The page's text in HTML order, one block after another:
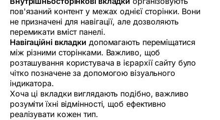
пов'язаний контент у межах однієї сторінки. Вони
не призначені для навігації, але дозволяють
перемикати вміст панелі.
Навігаційні вкладки допомагають переміщатися
між різними сторінками. Важливо, щоб
розташування користувача в ієрархії сайту було
чітко позначене за допомогою візуального
індикатора.
Хоча ці вкладки виглядають подібно, важливо
розуміти їхні відмінності, щоб ефективно
реалізувати кожен тип.